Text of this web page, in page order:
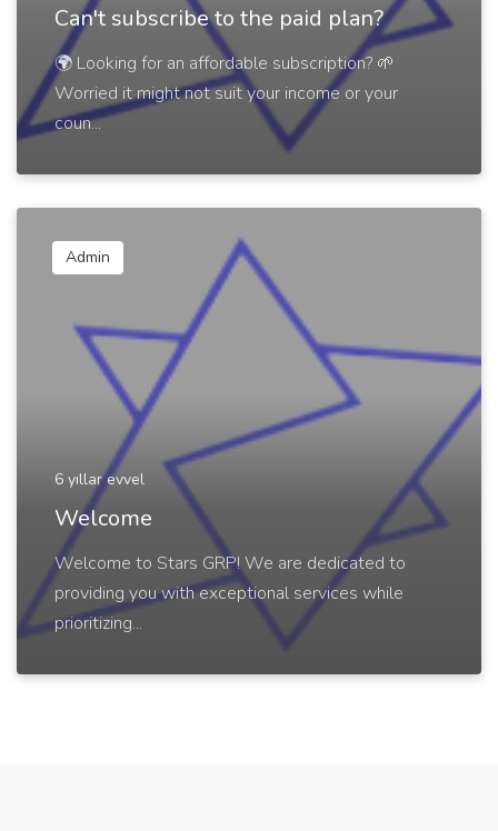
Can't subscribe to the paid plan?
🌍 Looking for an affordable subscription? 🌱
Worried it might not suit your income or your
coun...
Admin
6 yıllar evvel
Welcome
Welcome to Stars GRP! We are dedicated to
providing you with exceptional services while
prioritizing...